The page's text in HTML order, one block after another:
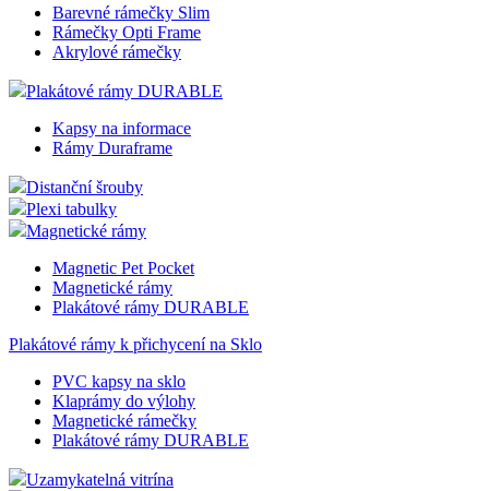
Barevné rámečky Slim
Rámečky Opti Frame
Akrylové rámečky
Plakátové rámy DURABLE
Kapsy na informace
Rámy Duraframe
Distanční šrouby
Plexi tabulky
Magnetické rámy
Magnetic Pet Pocket
Magnetické rámy
Plakátové rámy DURABLE
Plakátové rámy k přichycení na Sklo
PVC kapsy na sklo
Klaprámy do výlohy
Magnetické rámečky
Plakátové rámy DURABLE
Uzamykatelná vitrína